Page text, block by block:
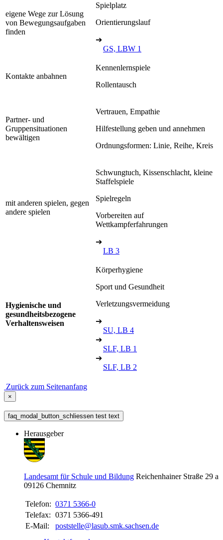
eigene Wege zur Lösung
von Bewegungsaufgaben
finden
Spielplatz
Orientierungslauf
➔
GS, LBW 1
Kontakte anbahnen
Kennenlernspiele
Rollentausch
Partner- und
Gruppensituationen
bewältigen
Vertrauen, Empathie
Hilfestellung geben und annehmen
Ordnungsformen: Linie, Reihe, Kreis
mit anderen spielen, gegen
andere spielen
Schwungtuch, Kissenschlacht, kleine
Staffelspiele
Spielregeln
Vorbereiten auf
Wettkampferfahrungen
➔
LB 3
Hygienische und
gesundheitsbezogene
Verhaltensweisen
Körperhygiene
Sport und Gesundheit
Verletzungsvermeidung
➔
SU, LB 4
➔
SLF, LB 1
➔
SLF, LB 2
Zurück zum Seitenanfang
×
faq_modal_button_schliessen test text
Herausgeber
Landesamt für Schule und Bildung Reichenhainer Straße 29 a
09126 Chemnitz
Telefon: 0371 5366-0
Telefax: 0371 5366-491
E-Mail:
poststelle@lasub.smk.sachsen.de